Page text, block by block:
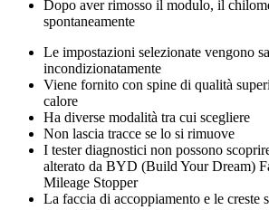
Dopo aver rimosso il modulo, il
spontaneamente
Le impostazioni selezionate vengono
incondizionatamente
Viene fornito con spine di qualità
calore
Ha diverse modalità tra cui scegliere
Non lascia tracce se lo si rimuove
I tester diagnostici non possono
alterato da BYD (Build Your Dream)
Mileage Stopper
La faccia di accoppiamento e le creste